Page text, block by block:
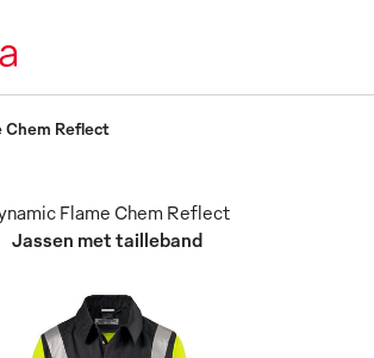
Chem Reflect
Jassen met tailleband
Flame Chem Reflect